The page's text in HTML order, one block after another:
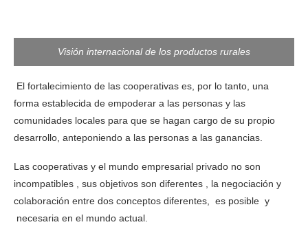
Visión internacional de los productos rurales
El fortalecimiento de las cooperativas es, por lo tanto, una
forma establecida de empoderar a las personas y las
comunidades locales para que se hagan cargo de su propio
desarrollo, anteponiendo a las personas a las ganancias.
Las cooperativas y el mundo empresarial privado no son
incompatibles , sus objetivos son diferentes , la negociación y
colaboración entre dos conceptos diferentes, es posible y
necesaria en el mundo actual.